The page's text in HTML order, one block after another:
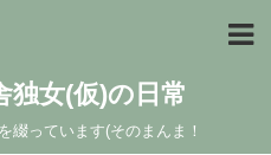
女(仮)の日常
っています(そのまんま！